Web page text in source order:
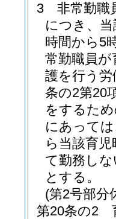
3
非常勤職
につき、
時間から5
常勤職員が
護を行う
条の2第20
をするた
にあって
ら当該育
て勤務し
とする。
(第2号部分
第20条の2